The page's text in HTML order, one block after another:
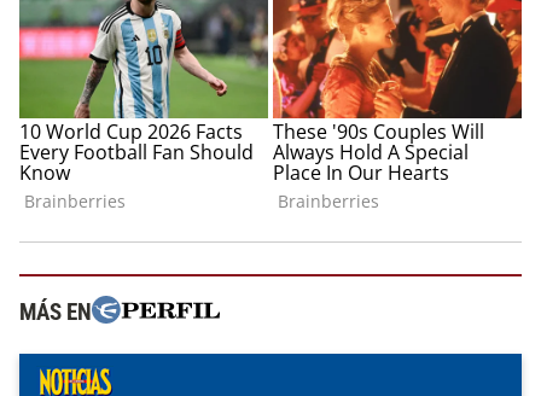
MÁS EN